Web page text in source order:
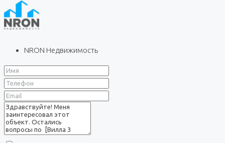
NRON Недвижимость